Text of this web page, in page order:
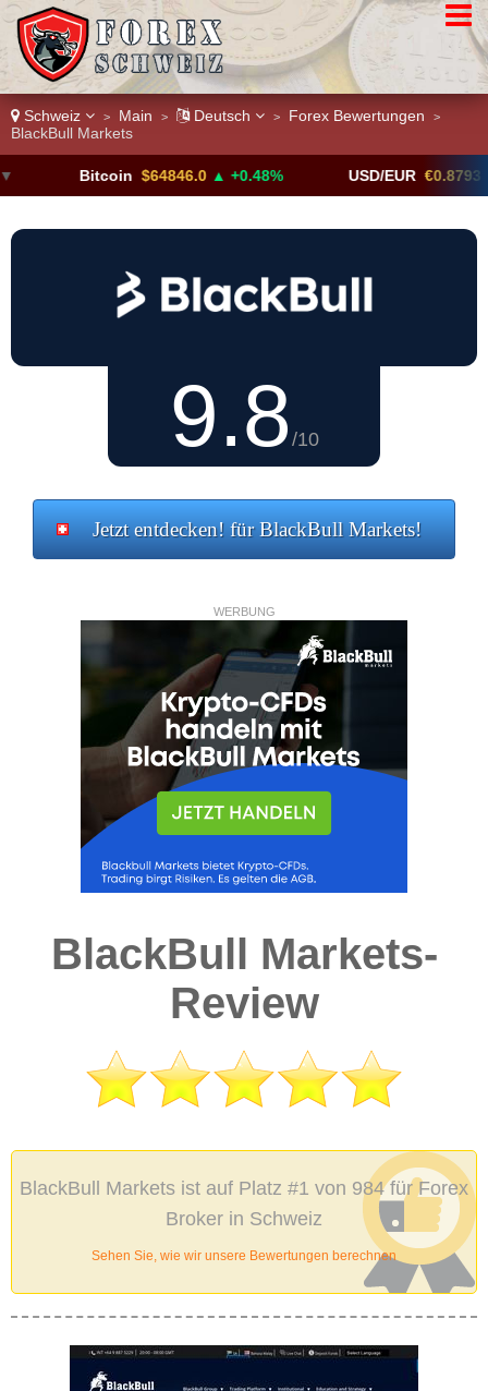
Schweiz > Main > Deutsch > Forex Bewertungen >
BlackBull Markets
Bitcoin $64846.0 ▲ +0.48% USD/EUR €0.8793 ▼
9.8 /10
Jetzt entdecken! für BlackBull Markets!
WERBUNG
BlackBull Markets-
Review
BlackBull Markets ist auf Platz #1 von 984 für Forex
Broker in Schweiz
Sehen Sie, wie wir unsere Bewertungen berechnen